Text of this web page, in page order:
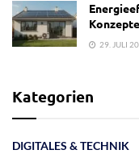
29. JULI
Kategorien
DIGITALES & TECHNIK